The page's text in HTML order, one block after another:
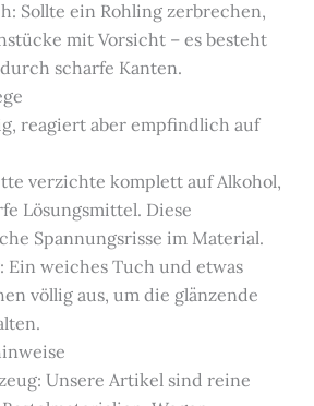
Sollte ein Rohling zerbrechen,
mit Vorsicht – es besteht
scharfe Kanten.
reagiert aber empfindlich auf
verzichte komplett auf Alkohol,
Lösungsmittel. Diese
Spannungsrisse im Material.
Ein weiches Tuch und etwas
völlig aus, um die glänzende
Unsere Artikel sind reine